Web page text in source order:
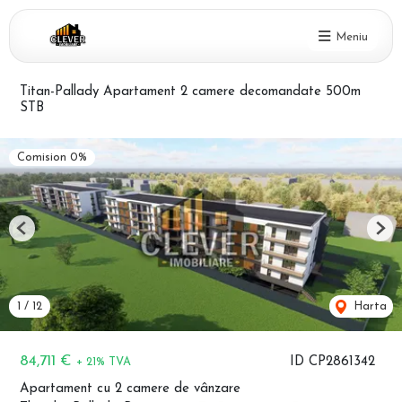
Meniu
Titan-Pallady Apartament 2 camere decomandate 500m
STB
ID CP2861342
84,711 € + 21% TVA
Apartament cu 2 camere de vânzare
Comision 0%
1 / 12 Harta
Previous